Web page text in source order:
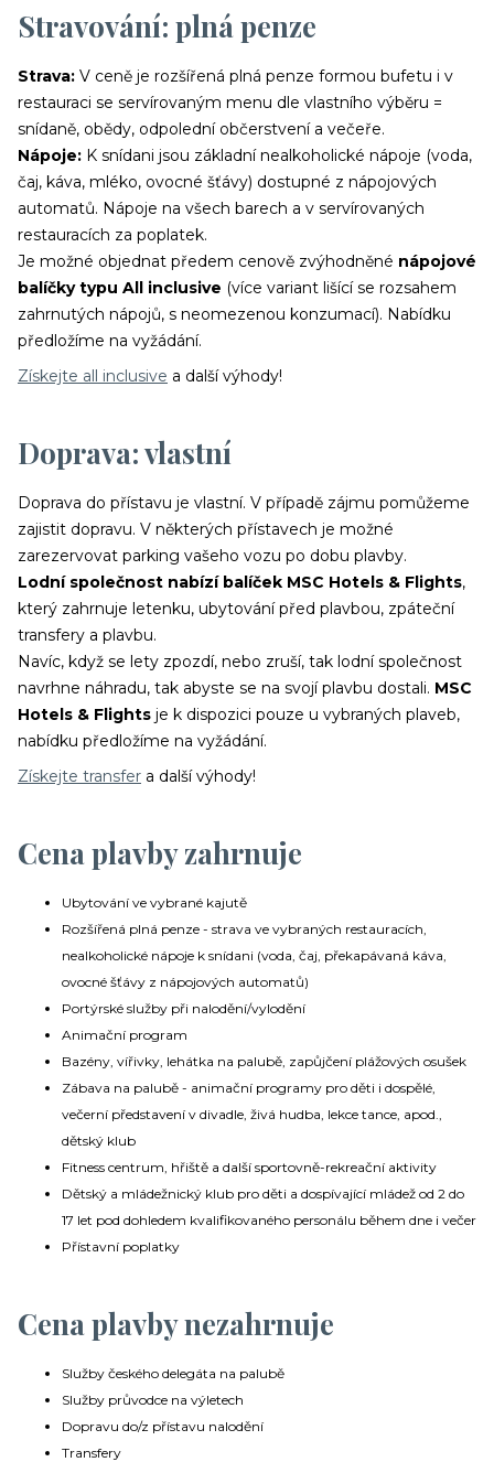
Stravování: plná penze
Strava: V ceně je rozšířená plná penze formou bufetu i v
restauraci se servírovaným menu dle vlastního výběru =
snídaně, obědy, odpolední občerstvení a večeře.
Nápoje: K snídani jsou základní nealkoholické nápoje (voda,
čaj, káva, mléko, ovocné šťávy) dostupné z nápojových
automatů. Nápoje na všech barech a v servírovaných
restauracích za poplatek.
Je možné objednat předem cenově zvýhodněné nápojové
balíčky typu All inclusive (více variant lišící se rozsahem
zahrnutých nápojů, s neomezenou konzumací). Nabídku
předložíme na vyžádání.
Získejte all inclusive a další výhody!
Doprava: vlastní
Doprava do přístavu je vlastní. V případě zájmu pomůžeme
zajistit dopravu. V některých přístavech je možné
zarezervovat parking vašeho vozu po dobu plavby.
Lodní společnost nabízí balíček MSC Hotels & Flights,
který zahrnuje letenku, ubytování před plavbou, zpáteční
transfery a plavbu.
Navíc, když se lety zpozdí, nebo zruší, tak lodní společnost
navrhne náhradu, tak abyste se na svojí plavbu dostali. MSC
Hotels & Flights je k dispozici pouze u vybraných plaveb,
nabídku předložíme na vyžádání.
Získejte transfer a další výhody!
Cena plavby zahrnuje
Ubytování ve vybrané kajutě
Rozšířená plná penze - strava ve vybraných restauracích,
nealkoholické nápoje k snídani (voda, čaj, překapávaná káva,
ovocné šťávy z nápojových automatů)
Portýrské služby při nalodění/vylodění
Animační program
Bazény, vířivky, lehátka na palubě, zapůjčení plážových osušek
Zábava na palubě - animační programy pro děti i dospělé,
večerní představení v divadle, živá hudba, lekce tance, apod.,
dětský klub
Fitness centrum, hřiště a další sportovně-rekreační aktivity
Dětský a mládežnický klub pro děti a dospívající mládež od 2 do
17 let pod dohledem kvalifikovaného personálu během dne i večer
Přístavní poplatky
Cena plavby nezahrnuje
Služby českého delegáta na palubě
Služby průvodce na výletech
Dopravu do/z přístavu nalodění
Transfery